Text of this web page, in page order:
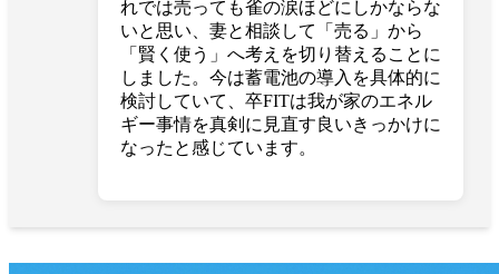
れでは売っても雀の涙ほどにしかならな
いと思い、妻と相談して「売る」から
「賢く使う」へ考えを切り替えることに
しました。今は蓄電池の導入を具体的に
検討していて、卒FITは我が家のエネル
ギー事情を真剣に見直す良いきっかけに
なったと感じています。